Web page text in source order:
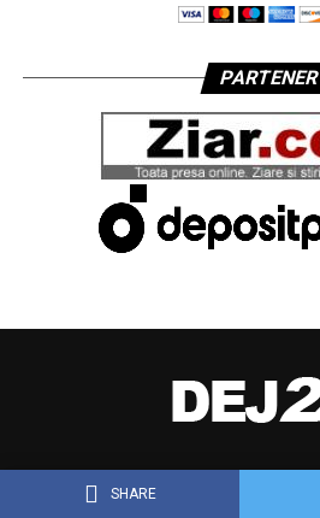
SHARE
PARTENER